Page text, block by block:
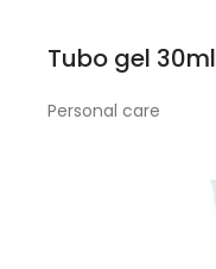
Tubo gel 30ml
Personal care